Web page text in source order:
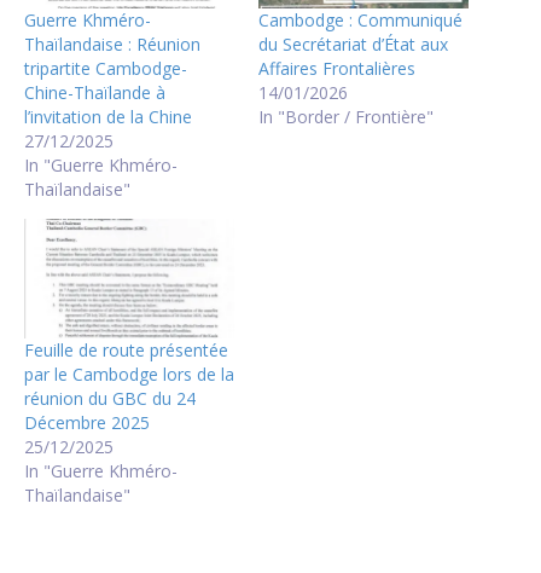
Guerre Khméro-
Thaïlandaise : Réunion
tripartite Cambodge-
Chine-Thaïlande à
l’invitation de la Chine
27/12/2025
In "Guerre Khméro-
Thaïlandaise"
Cambodge : Communiqué
du Secrétariat d’État aux
Affaires Frontalières
14/01/2026
In "Border / Frontière"
Feuille de route présentée
par le Cambodge lors de la
réunion du GBC du 24
Décembre 2025
25/12/2025
In "Guerre Khméro-
Thaïlandaise"